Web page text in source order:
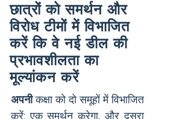
छात्रों को समर्थन और
विरोध टीमों में विभाजित
करें कि वे नई डील की
प्रभावशीलता का
मूल्यांकन करें
अपनीकक्षा को दो समूहों में विभाजित
करें: एक समर्थन करेगा, और दूसरा